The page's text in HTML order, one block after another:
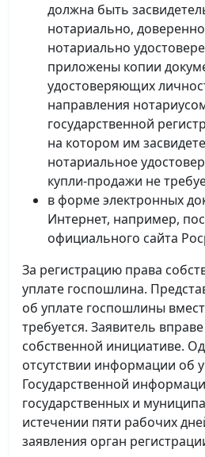
должна быть
нотариально,
нотариально
приложены копии
удостоверяющих
направления
государственной
на котором им
нотариальное
купли-продажи не
в форме электронных
Интернет, например,
официального сайта
За регистрацию права
уплате госпошлина.
об уплате госпошлины
требуется. Заявитель
собственной инициативе.
отсутствии информации об
Государственной
государственных и
истечении пяти рабочих
заявления орган